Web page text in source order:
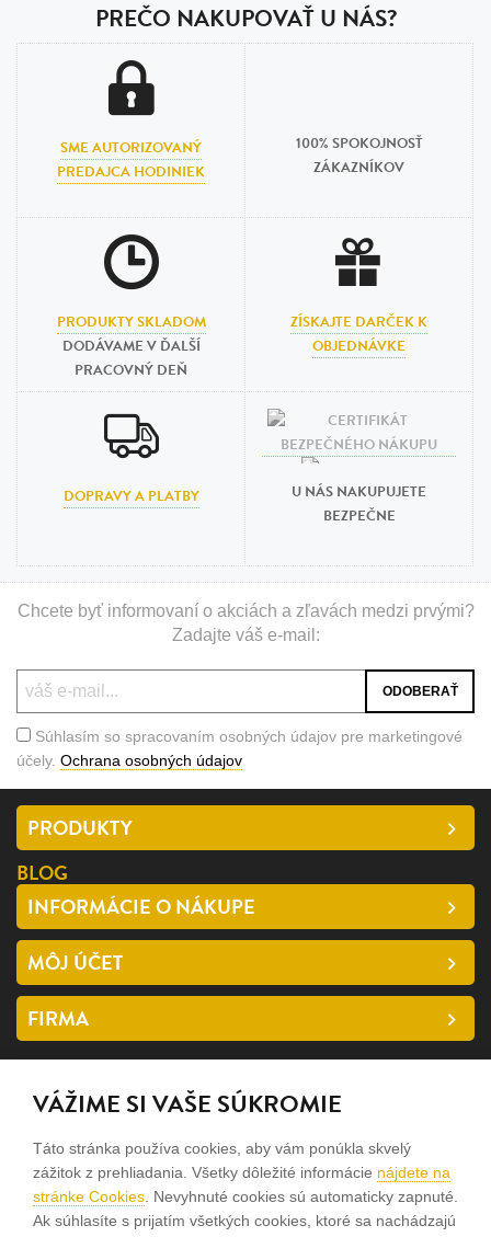
PREČO NAKUPOVAŤ U NÁS?
SME AUTORIZOVANÝ
PREDAJCA HODINIEK
100% SPOKOJNOSŤ
ZÁKAZNÍKOV
PRODUKTY SKLADOM
DODÁVAME V ĎALŠÍ
PRACOVNÝ DEŇ
ZÍSKAJTE DARČEK K
OBJEDNÁVKE
DOPRAVY A PLATBY
U NÁS NAKUPUJETE
BEZPEČNE
Chcete byť informovaní o akciách a zľavách medzi prvými?
Zadajte váš e-mail:
Súhlasím so spracovaním osobných údajov pre marketingové
účely. Ochrana osobných údajov
PRODUKTY
BLOG
INFORMÁCIE O NÁKUPE
MÔJ ÚČET
FIRMA
SLEDUJTE NÁS
facebook
instagram
VÁŽIME SI VAŠE SÚKROMIE
Táto stránka používa cookies, aby vám ponúkla skvelý
zážitok z prehliadania. Všetky dôležité informácie nájdete na
stránke Cookies . Nevyhnuté cookies sú automaticky zapnuté.
Ak súhlasíte s prijatím všetkých cookies, ktoré sa nachádzajú